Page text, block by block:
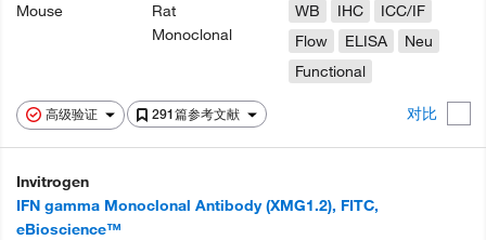
高级验证 291篇参考文献 对比
Mouse
Rat
Monoclonal
WB
IHC
ICC/IF
Flow
ELISA
Neu
Functional
Invitrogen
IFN gamma Monoclonal Antibody (XMG1.2), FITC,
eBioscience™